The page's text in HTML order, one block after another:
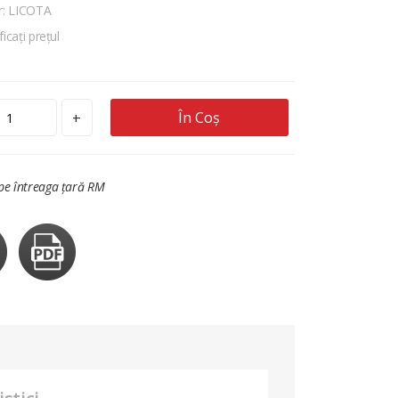
LICOTA
prețul
+ În Coș
întreaga țară RM